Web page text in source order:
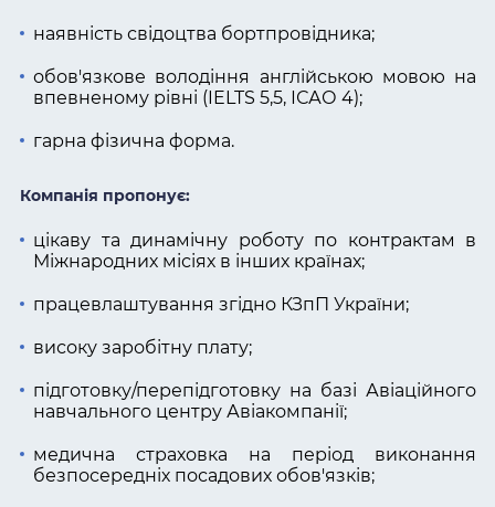
наявність свідоцтва бортпровідника;
обов'язкове володіння англійською мовою на
впевненому рівні (IELTS 5,5, ІСАО 4);
гарна фізична форма.
Компанія пропонує:
цікаву та динамічну роботу по контрактам в
Міжнародних місіях в інших країнах;
працевлаштування згідно КЗпП України;
високу заробітну плату;
підготовку/перепідготовку на базі Авіаційного
навчального центру Авіакомпанії;
медична страховка на період виконання
безпосередніх посадових обов'язків;